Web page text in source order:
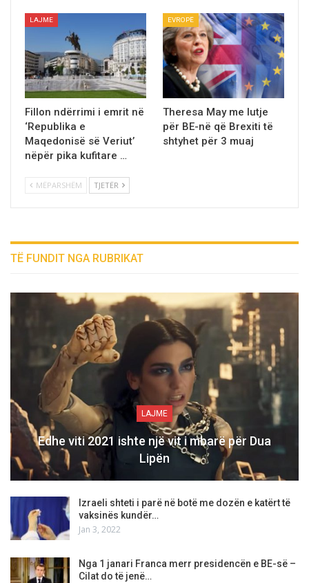
LAJME
Fillon ndërrimi i emrit në
‘Republika e
Maqedonisë së Veriut’
nëpër pika kufitare …
EVROPË
Theresa May me lutje
për BE-në që Brexiti të
shtyhet për 3 muaj
MËPARSHËM TJETËR
TË FUNDIT NGA RUBRIKAT
LAJME
Edhe viti 2021 ishte një vit i mbarë për Dua
Lipën
Izraeli shteti i parë në botë me dozën e katërt të
vaksinës kundër…
Jan 3, 2022
Nga 1 janari Franca merr presidencën e BE-së –
Cilat do të jenë…